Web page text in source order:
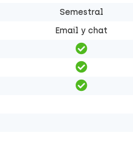
Semestral
Email y chat